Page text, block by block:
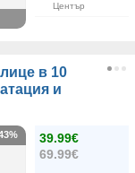
Център
в 10
и
39.99€
69.99€